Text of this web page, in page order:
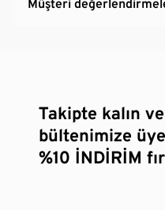
Müşteri
Takipte kalın
bültenimize
%10 İNDİRİM